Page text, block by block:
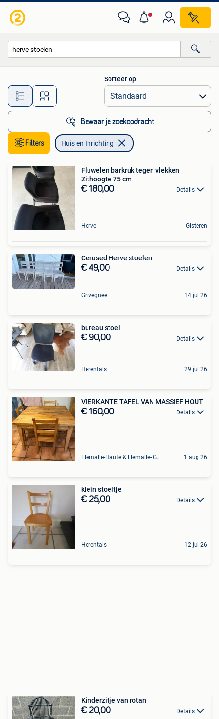
Alle afstanden…
Sorteer op
Bewaar je zoekopdracht
Filters Huis en Inrichting
Fluwelen barkruk tegen vlekken
Zithoogte 75 cm
€ 180,00 Details
Herve Gisteren
Cerused Herve stoelen
€ 49,00 Details
Grivegnee 14 jul 26
bureau stoel
€ 90,00 Details
Herentals 29 jul 26
VIERKANTE TAFEL VAN MASSIEF HOUT
€ 160,00 Details
Flemalle-Haute & Flemalle- Grande & Partie Awirs 1 aug 26
klein stoeltje
€ 25,00 Details
Herentals 12 jul 26
Kinderzitje van rotan
€ 20,00 Details